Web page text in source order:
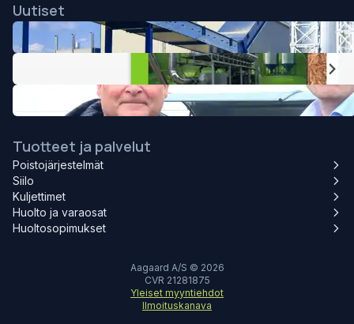
Uutiset
Tuotteet ja palvelut
Poistojärjestelmät
Siilo
Kuljettimet
Huolto ja varaosat
Huoltosopimukset
Aagaard A/S © 2026
CVR 21281875
Yleiset myyntiehdot
Ilmoituskanava